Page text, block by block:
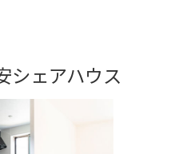
シェアハウス